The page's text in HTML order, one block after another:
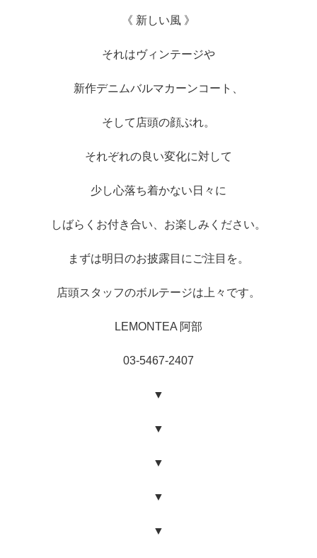
《 新しい風 》
それはヴィンテージや
新作デニムバルマカーンコート、
そして店頭の顔ぶれ。
それぞれの良い変化に対して
少し心落ち着かない日々に
しばらくお付き合い、お楽しみください。
まずは明日のお披露目にご注目を。
店頭スタッフのボルテージは上々です。
LEMONTEA 阿部
03-5467-2407
▼
▼
▼
▼
▼